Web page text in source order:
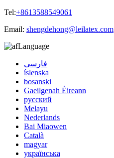
Tel:+8613588549061
Email: shengdehong@leilatex.com
Language
فارسی
íslenska
bosanski
Gaeilgenah Éireann
русский
Melayu
Nederlands
Bai Miaowen
Català
magyar
українська